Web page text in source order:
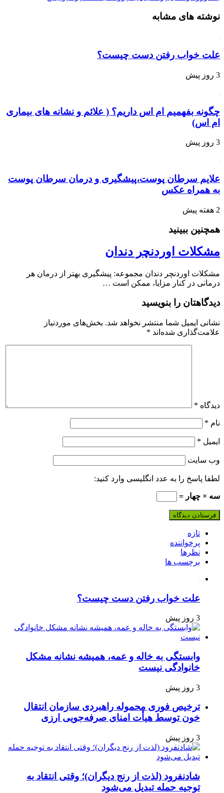
نوشته های مشابه
علت خواب رفتن دست چیست؟
3 روز پیش
چگونه بفهمیم ام اس داریم؟ ( علائم و نشانه های بیماری
ام اس)
3 روز پیش
علایم سرطان پوست،پیشگیری و درمان سرطان پوست
به همراه عکس
2 هفته پیش
همچنین ببینید
مشکلات اوردنچر دندان
مشکلات اوردنچر دندان مجموعه: پیشگیری بهتر از درمان هر
درمانی در کنار مزایا، ممکن است …
دیدگاهتان را بنویسید
نشانی ایمیل شما منتشر نخواهد شد. بخش‌های موردنیاز
علامت‌گذاری شده‌اند *
دیدگاه *
نام *
ایمیل *
وب‌ سایت
لطفا پاسخ را به عدد انگلیسی وارد کنید:
سه × چهار =
تازه
پرخواننده
نظرها
برچسب ها
علت خواب رفتن دست چیست؟
3 روز پیش
وابستگی به خاله و عمه، همیشه نشانه مشکل
خانوادگی نیست
3 روز پیش
ترخیص فوری محموله راهبردی سازمان انتقال
خون توسط هیأت امنای صرفه‌جویی ارزی
3 روز پیش
شادنفرود (لذت از رنج دیگران)؛ وقتی انتقاد به
توجیه حمله تبدیل می‌شود